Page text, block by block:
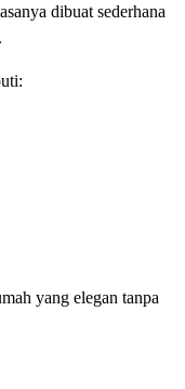
dibuat sederhana
yang elegan tanpa